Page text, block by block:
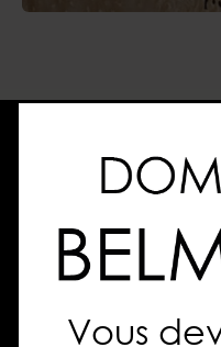
Vous
Où
Les